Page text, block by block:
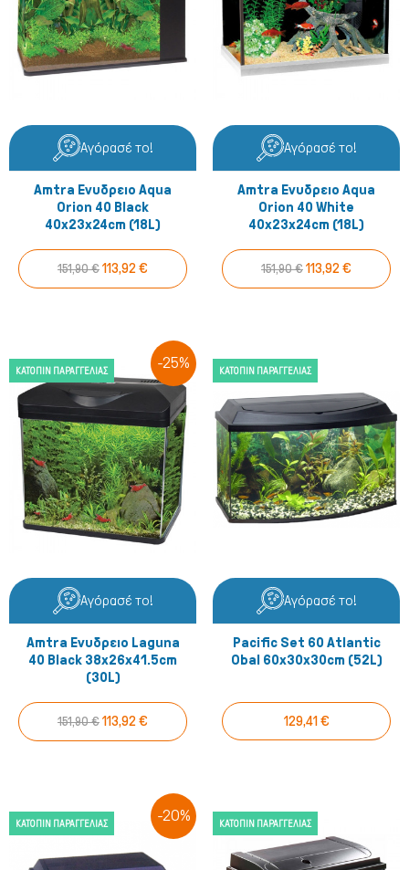
Αγόρασέ το!
Amtra Ενυδρειο Aqua
Orion 40 Black
40x23x24cm (18L)
151,90 € 113,92 €
Αγόρασέ το!
Amtra Ενυδρειο Aqua
Orion 40 White
40x23x24cm (18L)
151,90 € 113,92 €
-25%
ΚΑΤΌΠΙΝ ΠΑΡΑΓΓΕΛΊΑΣ
Αγόρασέ το!
Amtra Ενυδρειο Laguna
40 Black 38x26x41.5cm
(30L)
151,90 € 113,92 €
ΚΑΤΌΠΙΝ ΠΑΡΑΓΓΕΛΊΑΣ
Αγόρασέ το!
Pacific Set 60 Atlantic
Obal 60x30x30cm (52L)
129,41 €
-20%
ΚΑΤΌΠΙΝ ΠΑΡΑΓΓΕΛΊΑΣ ΚΑΤΌΠΙΝ ΠΑΡΑΓΓΕΛΊΑΣ